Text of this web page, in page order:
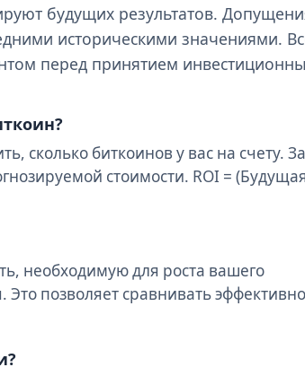
будущих результатов.
историческими значениями.
перед принятием
сколько биткоинов у вас на счету.
стоимости. ROI =
необходимую для роста вашего
позволяет сравнивать